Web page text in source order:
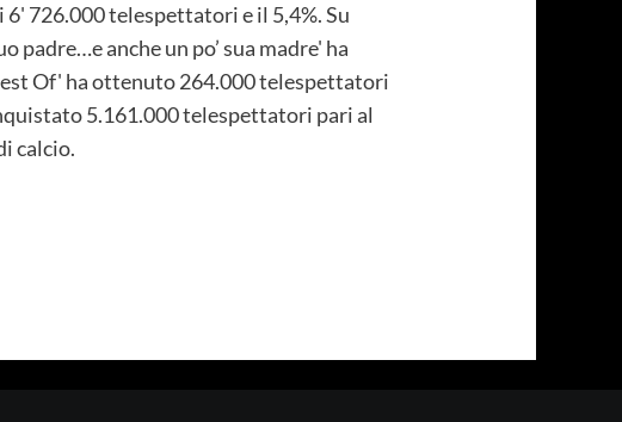
726.000 telespettatori e il 5,4%. Su
anche un po’ sua madre' ha
Of' ha ottenuto 264.000 telespettatori
5.161.000 telespettatori pari al
calcio.